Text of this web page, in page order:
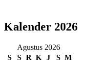
Kalender 2026
Agustus 2026
S
S R K J S M